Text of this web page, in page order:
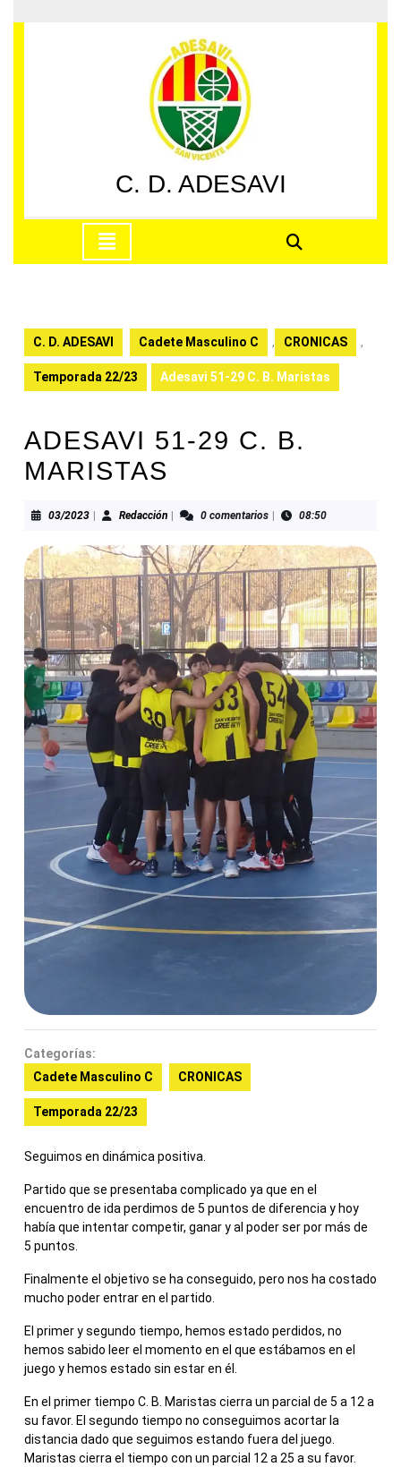
al
C. D. ADESAVI
apertura
C. D. ADESAVI Cadete Masculino C , CRONICAS ,
Temporada 22/23 Adesavi 51-29 C. B. Maristas
ADESAVI 51-29 C. B.
MARISTAS
03/202303/2023RedacciónRedacción0 comentarios 08:50
Categorías:
Cadete Masculino C
CRONICAS
Temporada 22/23
Seguimos en dinámica positiva.
Partido que se presentaba complicado ya que en el
encuentro de ida perdimos de 5 puntos de diferencia y hoy
había que intentar competir, ganar y al poder ser por más de
5 puntos.
Finalmente el objetivo se ha conseguido, pero nos ha costado
mucho poder entrar en el partido.
El primer y segundo tiempo, hemos estado perdidos, no
hemos sabido leer el momento en el que estábamos en el
juego y hemos estado sin estar en él.
En el primer tiempo C. B. Maristas cierra un parcial de 5 a 12 a
su favor. El segundo tiempo no conseguimos acortar la
distancia dado que seguimos estando fuera del juego.
Maristas cierra el tiempo con un parcial 12 a 25 a su favor.